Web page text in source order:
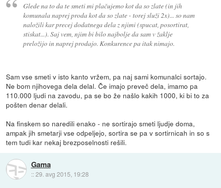
Glede na to da te smeti mi plačujemo kot da so zlate (in jih
komunala naprej proda kot da so zlate - torej služi 2x)... so nam
naložili kar precej dodatnega dela z njimi (spucat, posortirat,
stiskat...). Saj vem, njim bi bilo najbolje da sam v žaklje
preložijo in naprej prodajo. Konkurence pa itak nimajo.
Sam vse smeti v isto kanto vržem, pa naj sami komunalci sortajo.
Ne bom njihovega dela delal. Če imajo preveč dela, imamo pa
110.000 ljudi na zavodu, pa se bo že našlo kakih 1000, ki bi to za
pošten denar delali.
Na finskem so naredili enako - ne sortirajo smeti ljudje doma,
ampak jih smetarji vse odpeljejo, sortira se pa v sortirnicah in so s
tem tudi kar nekaj brezposelnosti rešili.
Gama
::29. avg 2015, 19:28